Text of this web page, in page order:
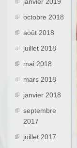
janvier 2019
octobre 2018
août 2018
juillet 2018
mai 2018
mars 2018
janvier 2018
septembre
2017
juillet 2017